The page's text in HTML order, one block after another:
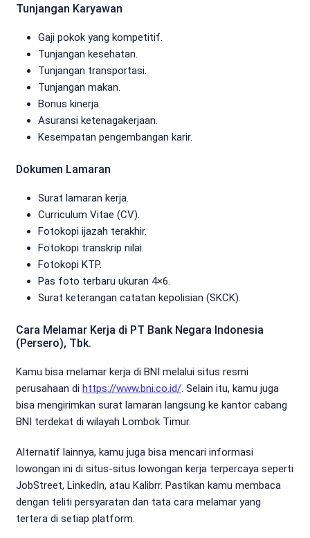
Tunjangan Karyawan
Gaji pokok yang kompetitif.
Tunjangan kesehatan.
Tunjangan transportasi.
Tunjangan makan.
Bonus kinerja.
Asuransi ketenagakerjaan.
Kesempatan pengembangan karir.
Dokumen Lamaran
Surat lamaran kerja.
Curriculum Vitae (CV).
Fotokopi ijazah terakhir.
Fotokopi transkrip nilai.
Fotokopi KTP.
Pas foto terbaru ukuran 4×6.
Surat keterangan catatan kepolisian (SKCK).
Cara Melamar Kerja di PT Bank Negara Indonesia
(Persero), Tbk.
Kamu bisa melamar kerja di BNI melalui situs resmi
perusahaan di https://www.bni.co.id/. Selain itu, kamu juga
bisa mengirimkan surat lamaran langsung ke kantor cabang
BNI terdekat di wilayah Lombok Timur.
Alternatif lainnya, kamu juga bisa mencari informasi
lowongan ini di situs-situs lowongan kerja terpercaya seperti
JobStreet, LinkedIn, atau Kalibrr. Pastikan kamu membaca
dengan teliti persyaratan dan tata cara melamar yang
tertera di setiap platform.